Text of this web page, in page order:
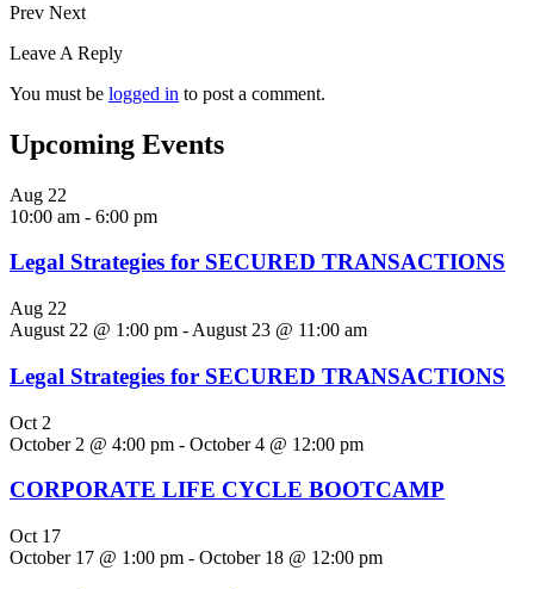
Prev Next
Leave A Reply
You must be logged in to post a comment.
Upcoming Events
Aug 22
10:00 am - 6:00 pm
Legal Strategies for SECURED TRANSACTIONS
Aug 22
August 22 @ 1:00 pm - August 23 @ 11:00 am
Legal Strategies for SECURED TRANSACTIONS
Oct 2
October 2 @ 4:00 pm - October 4 @ 12:00 pm
CORPORATE LIFE CYCLE BOOTCAMP
Oct 17
October 17 @ 1:00 pm - October 18 @ 12:00 pm